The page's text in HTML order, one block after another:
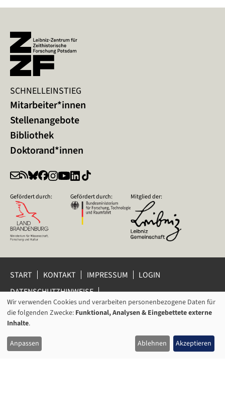
SCHNELLEINSTIEG
Mitarbeiter*innen
Stellenangebote
Bibliothek
Doktorand*innen
Gefördert durch: Gefördert durch: Mitglied der:
START KONTAKT IMPRESSUM
LOGIN
DATENSCHUTZHINWEISE
DATENSCHUTZ-EINSTELLUNGEN
HINWEISGEBERSCHUTZ
(ZZF) e.V.
VERWENDUNG
VON
PERSONENBEZOGENEN
DATEN
Wir verwenden Cookies und verarbeiten personenbezogene Daten für
die folgenden Zwecke: Funktional, Analysen & Eingebettete externe
Inhalte.
Anpassen Ablehnen Akzeptieren